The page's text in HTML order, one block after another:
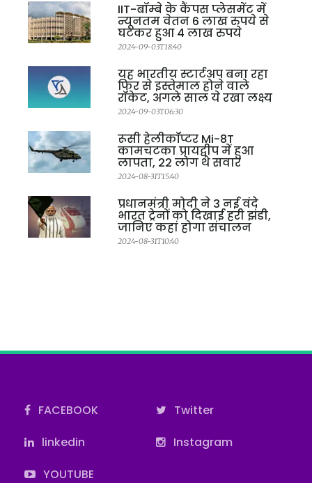
IIT-बॉम्बे के कैंपस प्लेसमेंट में
न्यूनतम वेतन 6 लाख रुपये से
घटकर हुआ 4 लाख रुपये
2024-09-03T18:40
यह भारतीय स्टार्टअप बना रहा
फिर से इस्तेमाल होने वाले
रॉकेट, अगले साल ये रखा लक्ष्य
2024-09-03T06:30
रूसी हेलीकॉप्टर Mi-8T
कामचटका प्रायद्वीप में हुआ
लापता, 22 लोग थे सवार
2024-08-31T15:40
प्रधानमंत्री मोदी ने 3 नई वंदे
भारत ट्रेनों को दिखाई हरी झंडी,
जानिए कहां होगा संचालन
2024-08-31T10:40
FACEBOOK
Twitter
linkedin
Instagram
YOUTUBE